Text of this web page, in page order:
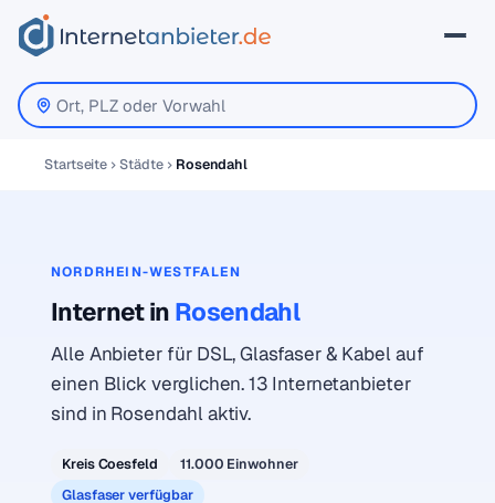
Startseite Städte Rosendahl
NORDRHEIN-WESTFALEN
Internet in Rosendahl
Alle Anbieter für DSL, Glasfaser & Kabel auf
einen Blick verglichen. 13 Internetanbieter
sind in Rosendahl aktiv.
Kreis Coesfeld
11.000 Einwohner
Glasfaser verfügbar